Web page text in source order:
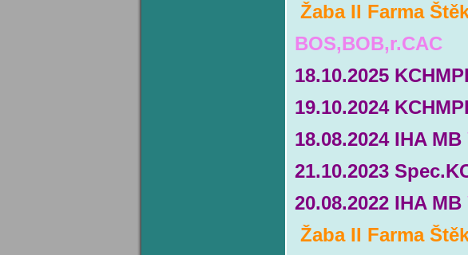
Žaba II Farma
BOS,BOB,r.CAC
18.10.2025
19.10.2024
18.08.2024 IHA MB
21.10.2023
20.08.2022 IHA MB
Žaba II Farma